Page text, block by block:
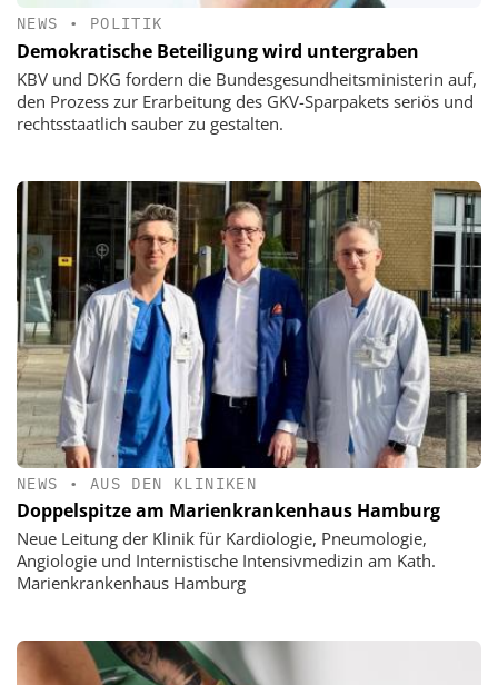
NEWS • POLITIK
Demokratische Beteiligung wird untergraben
KBV und DKG fordern die Bundesgesundheitsministerin auf,
den Prozess zur Erarbeitung des GKV-Sparpakets seriös und
rechtsstaatlich sauber zu gestalten.
NEWS • AUS DEN KLINIKEN
Doppelspitze am Marienkrankenhaus Hamburg
Neue Leitung der Klinik für Kardiologie, Pneumologie,
Angiologie und Internistische Intensivmedizin am Kath.
Marienkrankenhaus Hamburg